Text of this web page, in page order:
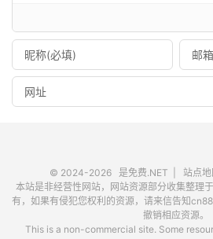
© 2024-2026 是免费.NET 站点地
本站是非经营性网站，网站资源部分收集整理
有，如果有侵犯您权利的资源，请来信告知
撤销相应资源。
This is a non-commercial site. Some